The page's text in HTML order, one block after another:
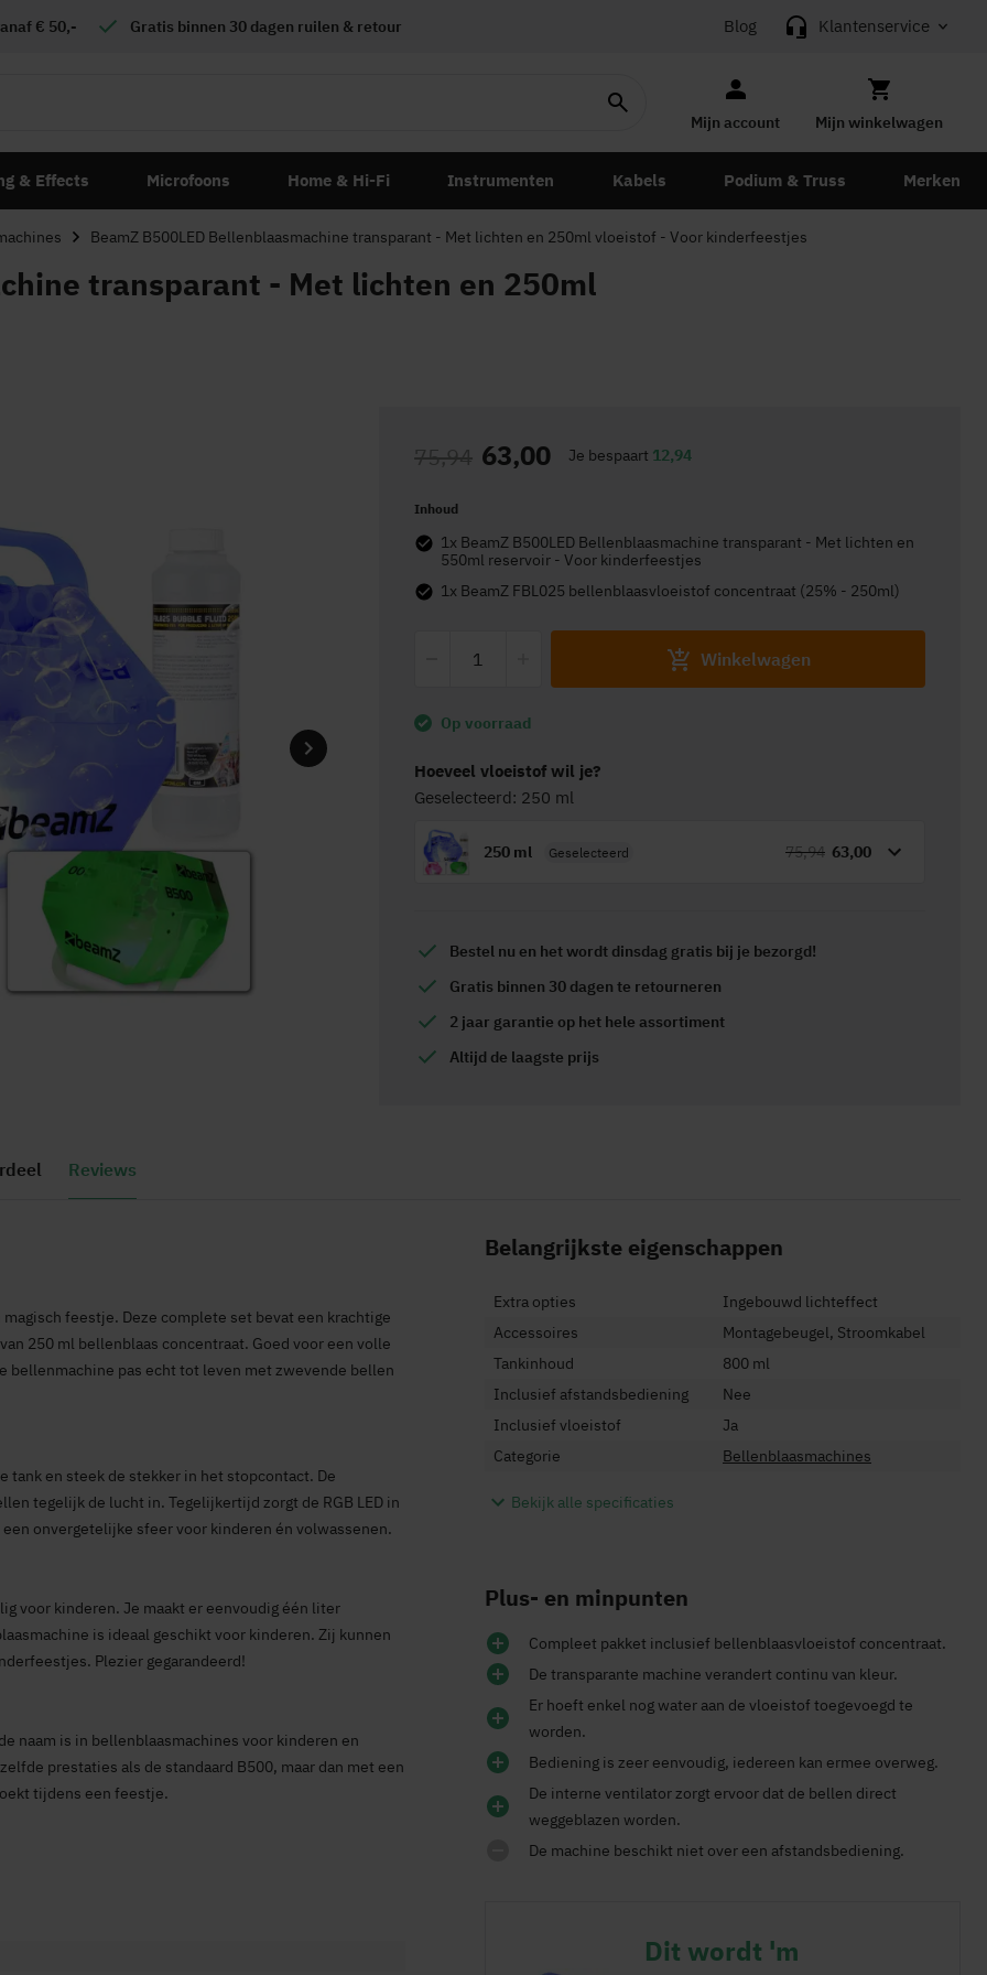
€ 50,- Gratis binnen 30 dagen ruilen & retour Blog Klantenservice
Mijn account Mijn winkelwagen
& Effects Microfoons Home & Hi-Fi Instrumenten Kabels Podium & Truss Merken
BeamZ B500LED Bellenblaasmachine transparant - Met lichten en 250ml vloeistof - Voor kinderfeestjes
transparant - Met lichten en 250ml
63,00
75,94 Je bespaart 12,94
Inhoud
1x BeamZ B500LED Bellenblaasmachine transparant - Met lichten en
550ml reservoir - Voor kinderfeestjes
1x BeamZ FBL025 bellenblaasvloeistof concentraat (25% - 250ml)
Winkelwagen
Op voorraad
Hoeveel vloeistof wil je?
Geselecteerd: 250 ml
250 ml Geselecteerd 63,00
75,94
Bestel nu en het wordt dinsdag gratis bij je bezorgd!
Gratis binnen 30 dagen te retourneren
2 jaar garantie op het hele assortiment
Altijd de laagste prijs
Reviews
feestje. Deze complete set bevat een krachtige
250 ml bellenblaas concentraat. Goed voor een volle
pas echt tot leven met zwevende bellen
tank en steek de stekker in het stopcontact. De
tegelijk de lucht in. Tegelijkertijd zorgt de RGB LED in
onvergetelijke sfeer voor kinderen én volwassenen.
voor kinderen. Je maakt er eenvoudig één liter
is ideaal geschikt voor kinderen. Zij kunnen
Plezier gegarandeerd!
naam is in bellenblaasmachines voor kinderen en
prestaties als de standaard B500, maar dan met een
tijdens een feestje.
Belangrijkste eigenschappen
Extra opties
Ingebouwd lichteffect
Accessoires
Montagebeugel, Stroomkabel
Tankinhoud
800 ml
Inclusief afstandsbediening
Nee
Inclusief vloeistof
Ja
Categorie
Bellenblaasmachines
Bekijk alle specificaties
Plus- en minpunten
Compleet pakket inclusief bellenblaasvloeistof concentraat.
De transparante machine verandert continu van kleur.
Er hoeft enkel nog water aan de vloeistof toegevoegd te
worden.
Bediening is zeer eenvoudig, iedereen kan ermee overweg.
De interne ventilator zorgt ervoor dat de bellen direct
weggeblazen worden.
De machine beschikt niet over een afstandsbediening.
Dit wordt 'm